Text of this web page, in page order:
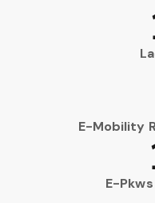
E-Mobility
E-